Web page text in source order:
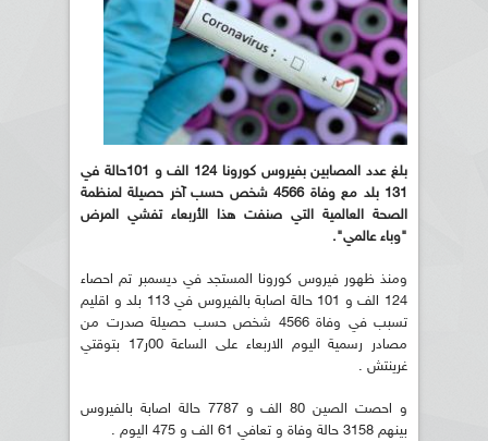
بلغ عدد المصابين بفيروس كورونا 124 الف و 101حالة في
131 بلد مع وفاة 4566 شخص حسب آخر حصيلة لمنظمة
الصحة العالمية التي صنفت هذا الأربعاء تفشي المرض
"وباء عالمي".
ومنذ ظهور فيروس كورونا المستجد في ديسمبر تم احصاء
124 الف و 101 حالة اصابة بالفيروس في 113 بلد و اقليم
تسبب في وفاة 4566 شخص حسب حصيلة صدرت من
مصادر رسمية اليوم الاربعاء على الساعة 00ر17 بتوقتي
غرينتش .
و احصت الصين 80 الف و 7787 حالة اصابة بالفيروس
بينهم 3158 حالة وفاة و تعافي 61 الف و 475 اليوم .